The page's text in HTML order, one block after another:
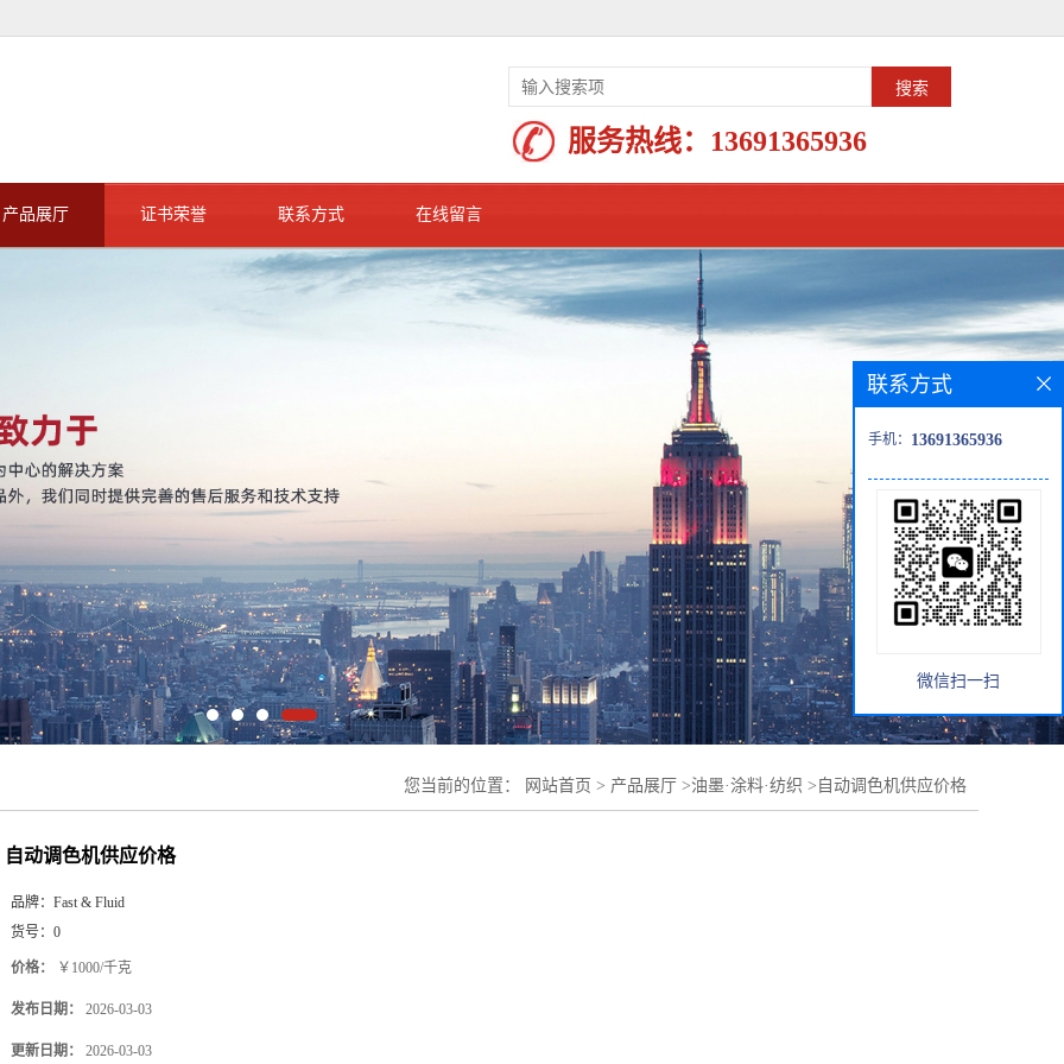
服务热线： 13691365936
产品展厅 证书荣誉 联系方式 在线留言
您当前的位置： 网站首页 > 产品展厅 >油墨·涂料·纺织 > 自动调色机供应价格
自动调色机供应价格
品牌： Fast & Fluid
货号： 0
价格： ￥1000/千克
发布日期： 2026-03-03
更新日期： 2026-03-03
联系方式
手机： 13691365936
微信扫一扫